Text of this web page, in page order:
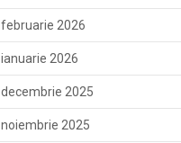
februarie 2026
ianuarie 2026
decembrie 2025
noiembrie 2025